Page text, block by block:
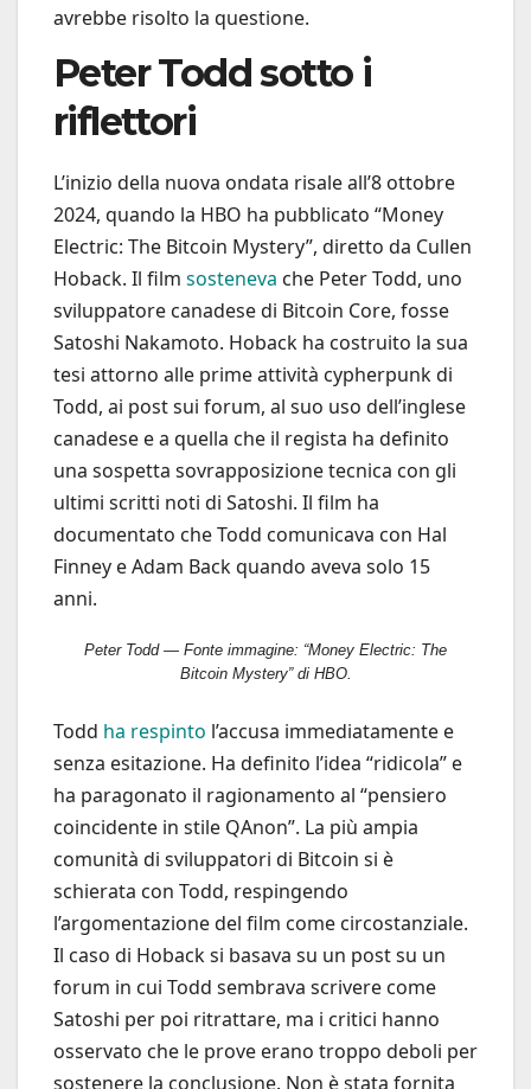
avrebbe risolto la questione.
Peter Todd sotto i
riflettori
L’inizio della nuova ondata risale all’8 ottobre
2024, quando la HBO ha pubblicato “Money
Electric: The Bitcoin Mystery”, diretto da Cullen
Hoback. Il film sosteneva che Peter Todd, uno
sviluppatore canadese di Bitcoin Core, fosse
Satoshi Nakamoto. Hoback ha costruito la sua
tesi attorno alle prime attività cypherpunk di
Todd, ai post sui forum, al suo uso dell’inglese
canadese e a quella che il regista ha definito
una sospetta sovrapposizione tecnica con gli
ultimi scritti noti di Satoshi. Il film ha
documentato che Todd comunicava con Hal
Finney e Adam Back quando aveva solo 15
anni.
Peter Todd — Fonte immagine: “Money Electric: The
Bitcoin Mystery” di HBO.
Todd ha respinto l’accusa immediatamente e
senza esitazione. Ha definito l’idea “ridicola” e
ha paragonato il ragionamento al “pensiero
coincidente in stile QAnon”. La più ampia
comunità di sviluppatori di Bitcoin si è
schierata con Todd, respingendo
l’argomentazione del film come circostanziale.
Il caso di Hoback si basava su un post su un
forum in cui Todd sembrava scrivere come
Satoshi per poi ritrattare, ma i critici hanno
osservato che le prove erano troppo deboli per
sostenere la conclusione. Non è stata fornita